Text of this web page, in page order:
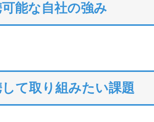
能な自社の強み
て取り組みたい課題